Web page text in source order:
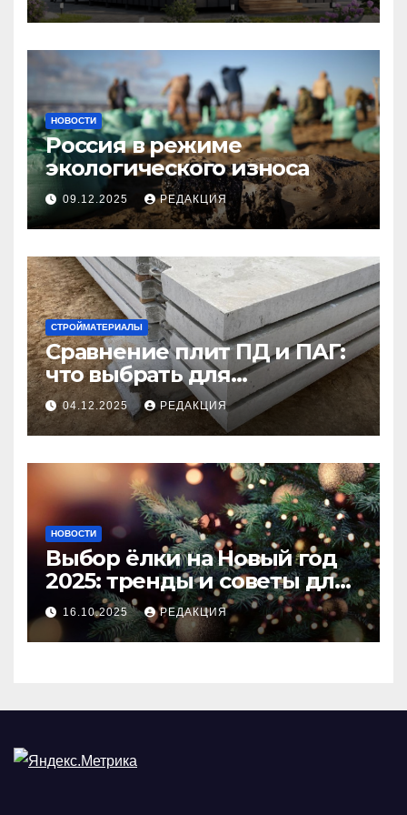
НОВОСТИ
Россия в режиме
экологического износа
09.12.2025 РЕДАКЦИЯ
СТРОЙМАТЕРИАЛЫ
Сравнение плит ПД и ПАГ:
что выбрать для
долговечного и прочного
покрытия
04.12.2025 РЕДАКЦИЯ
НОВОСТИ
Выбор ёлки на Новый год
2025: тренды и советы для
идеального праздника
16.10.2025 РЕДАКЦИЯ